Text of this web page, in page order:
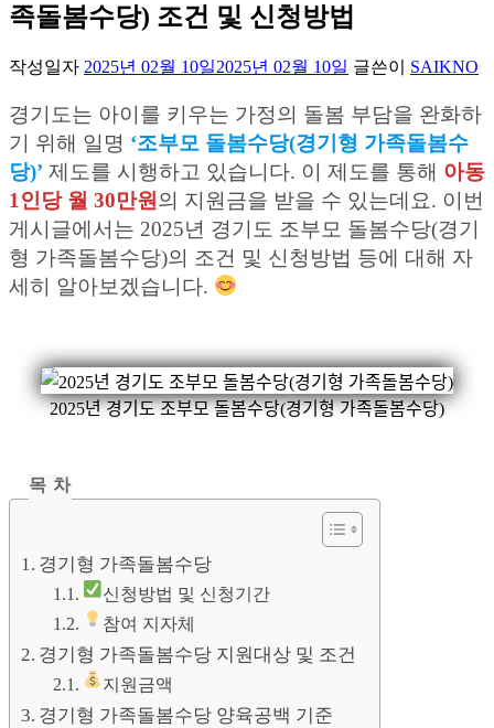
족돌봄수당) 조건 및 신청방법
작성일자 2025년 02월 10일2025년 02월 10일 글쓴이 SAIKNO
경기도는 아이를 키우는 가정의 돌봄 부담을 완화하
기 위해 일명 ‘조부모 돌봄수당(경기형 가족돌봄수
당)’ 제도를 시행하고 있습니다. 이 제도를 통해 아동
1인당 월 30만원 의 지원금을 받을 수 있는데요. 이번
게시글에서는 2025년 경기도 조부모 돌봄수당(경기
형 가족돌봄수당)의 조건 및 신청방법 등에 대해 자
세히 알아보겠습니다.
2025년 경기도 조부모 돌봄수당(경기형 가족돌봄수당)
목 차
경기형 가족돌봄수당
신청방법 및 신청기간
참여 지자체
경기형 가족돌봄수당 지원대상 및 조건
지원금액
경기형 가족돌봄수당 양육공백 기준